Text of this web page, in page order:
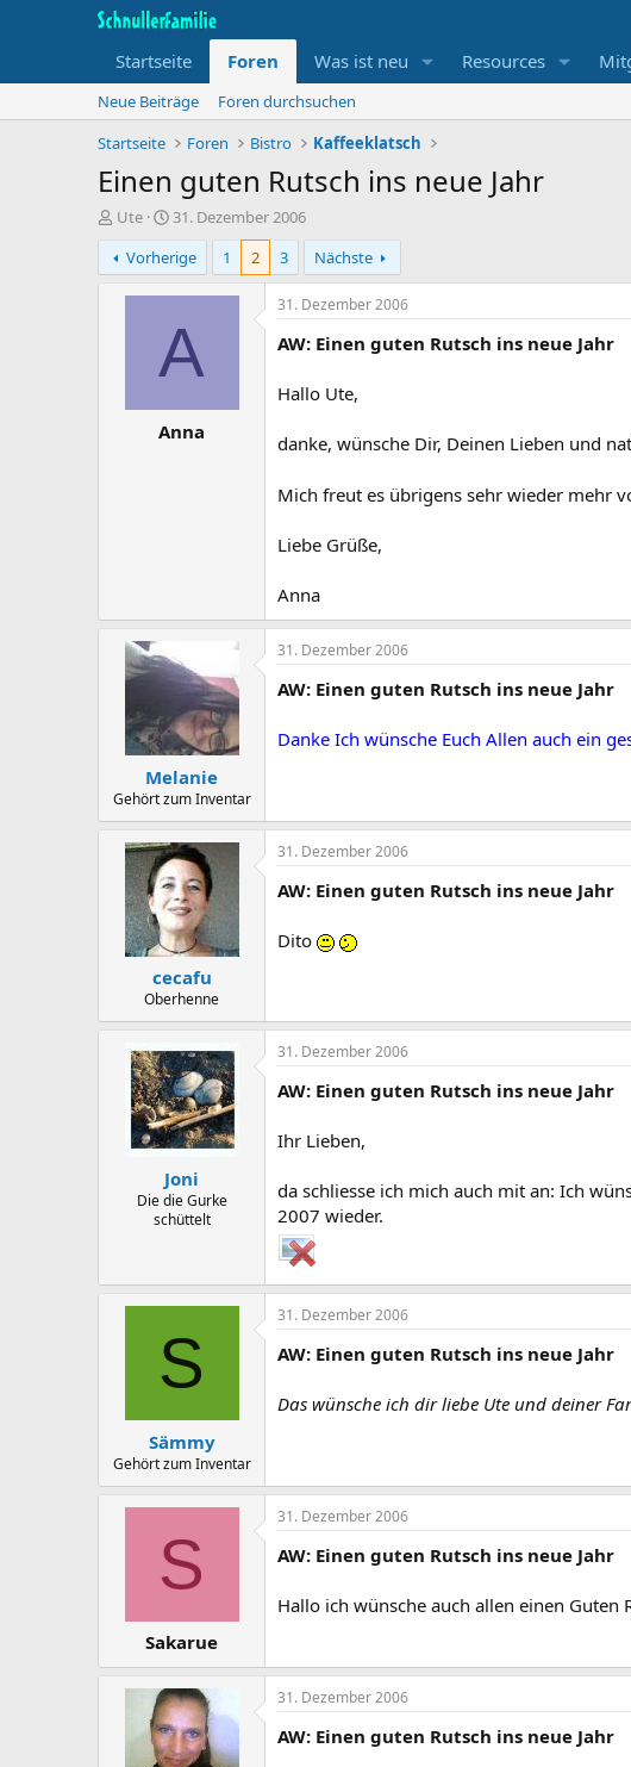
Startseite Foren Was ist neu Resources
Neue Beiträge
Foren durchsuchen
Startseite
Foren Bistro Kaffeeklatsch
Einen guten Rutsch ins neue Jahr
T
h
e
m
Ute
B
e
g
i
n
d
a
u
m
31. Dezember 2006
Vorherige
1 2 3 Nächste
A
Anna
31. Dezember 2006
AW: Einen guten Rutsch ins neue Jahr
Hallo Ute,
danke, wünsche Dir, Deinen Lieben und
Mich freut es übrigens sehr wieder mehr
Liebe Grüße,
Anna
Melanie
Gehört zum Inventar
31. Dezember 2006
AW: Einen guten Rutsch ins neue Jahr
Danke Ich wünsche Euch Allen auch ein
cecafu
Oberhenne
31. Dezember 2006
AW: Einen guten Rutsch ins neue Jahr
Dito
Joni
Die die Gurke
schüttelt
31. Dezember 2006
AW: Einen guten Rutsch ins neue Jahr
Ihr Lieben,
da schliesse ich mich auch mit an: Ich
2007 wieder.
S
Sämmy
Gehört zum Inventar
31. Dezember 2006
AW: Einen guten Rutsch ins neue Jahr
Das wünsche ich dir liebe Ute und deiner
S
Sakarue
31. Dezember 2006
AW: Einen guten Rutsch ins neue Jahr
Hallo ich wünsche auch allen einen Guten
31. Dezember 2006
AW: Einen guten Rutsch ins neue Jahr